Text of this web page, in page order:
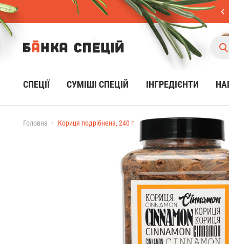
СПЕЦІЇ CУМІШІ СПЕЦІЙ ІНГРЕДІЄНТИ
Головна Кориця подрібнена, 240 г